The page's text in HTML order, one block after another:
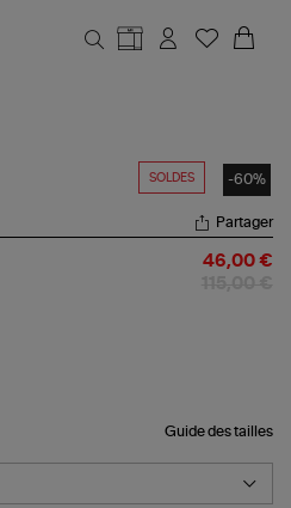
SOLDES -60%
Partager
46,00 €
Guide des tailles